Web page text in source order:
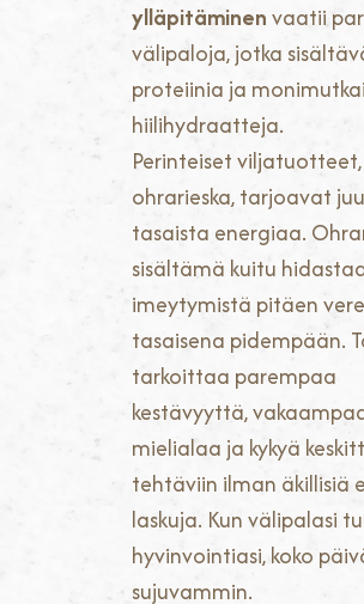
ylläpitäminenvaatii
välipaloja, jotka
proteiinia ja
hiilihydraatteja.
Perinteiset
ohrarieska, tarjoavat
tasaista energiaa.
sisältämä kuitu
imeytymistä pitäen
tasaisena pidempään.
tarkoittaa parempaa
kestävyyttä,
mielialaa ja kykyä
tehtäviin ilman äkillisiä
laskuja. Kun välipalasi
hyvinvointiasi, koko
sujuvammin.